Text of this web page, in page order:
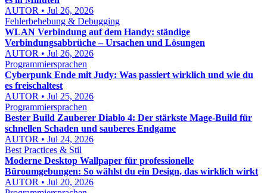
AUTOR • Jul 26, 2026
Fehlerbehebung & Debugging
WLAN Verbindung auf dem Handy: ständige
Verbindungsabbrüche – Ursachen und Lösungen
AUTOR • Jul 26, 2026
Programmiersprachen
Cyberpunk Ende mit Judy: Was passiert wirklich und wie du
es freischaltest
AUTOR • Jul 25, 2026
Programmiersprachen
Bester Build Zauberer Diablo 4: Der stärkste Mage-Build für
schnellen Schaden und sauberes Endgame
AUTOR • Jul 24, 2026
Best Practices & Stil
Moderne Desktop Wallpaper für professionelle
Büroumgebungen: So wählst du ein Design, das wirklich wirkt
AUTOR • Jul 20, 2026